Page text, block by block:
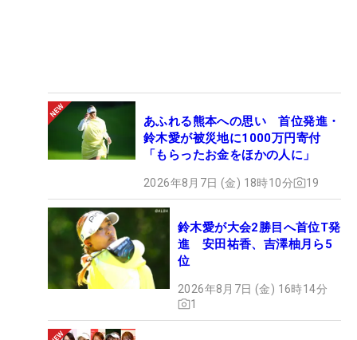
あふれる熊本への思い 首位発進・
鈴木愛が被災地に1000万円寄付
「もらったお金をほかの人に」
2026年8月7日 (金) 18時10分 19
鈴木愛が大会2勝目へ首位T発
進 安田祐香、吉澤柚月ら5
位
2026年8月7日 (金) 16時14分
1